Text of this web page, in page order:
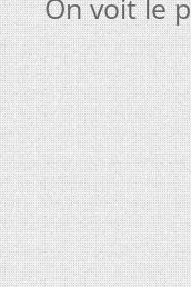
On voit le